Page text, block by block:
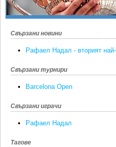
РАКЕТНИ
Свързани новини
Рафаел Надал - вторият
Свързани турнири
Barcelona Open
Свързани играчи
Рафаел Надал
Тагове